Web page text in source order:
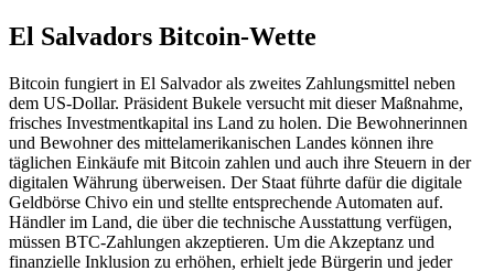
El Salvadors Bitcoin-Wette
Bitcoin fungiert in El Salvador als zweites Zahlungsmittel neben
dem US-Dollar. Präsident Bukele versucht mit dieser Maßnahme,
frisches Investmentkapital ins Land zu holen. Die Bewohne­rinnen
und Bewohner des mittel­amerikanischen Landes können ihre
täglichen Einkäufe mit Bitcoin zahlen und auch ihre Steuern in der
digitalen Währung über­weisen. Der Staat führte dafür die digitale
Geldbörse Chivo ein und stellte entsprechende Automaten auf.
Händler im Land, die über die technische Ausstattung verfügen,
müssen BTC-Zahlungen akzeptieren. Um die Akzeptanz und
finanzielle Inklusion zu erhöhen, erhielt jede Bürgerin und jeder